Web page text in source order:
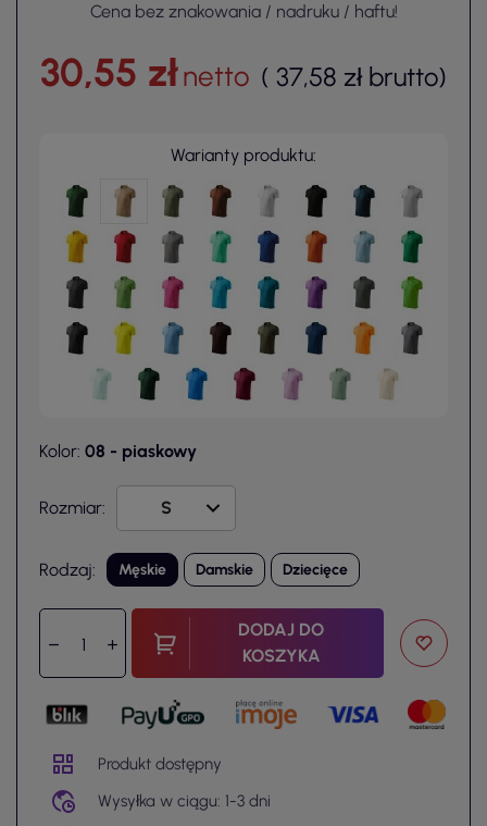
Cena bez znakowania / nadruku / haftu!
30,55 złnetto ( 37,58 zł brutto)
Warianty produktu:
Kolor: 08 - piaskowy
Rozmiar:
Rodzaj: Męskie Damskie Dziecięce
DODAJ DO
KOSZYKA
Produkt dostępny
Wysyłka w ciągu: 1-3 dni